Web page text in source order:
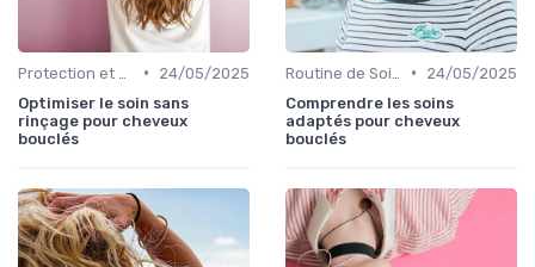
•
24/05/2025
Optimiser le soin sans
rinçage pour cheveux
bouclés
•
24/05/2025
Comprendre les soins
adaptés pour cheveux
bouclés